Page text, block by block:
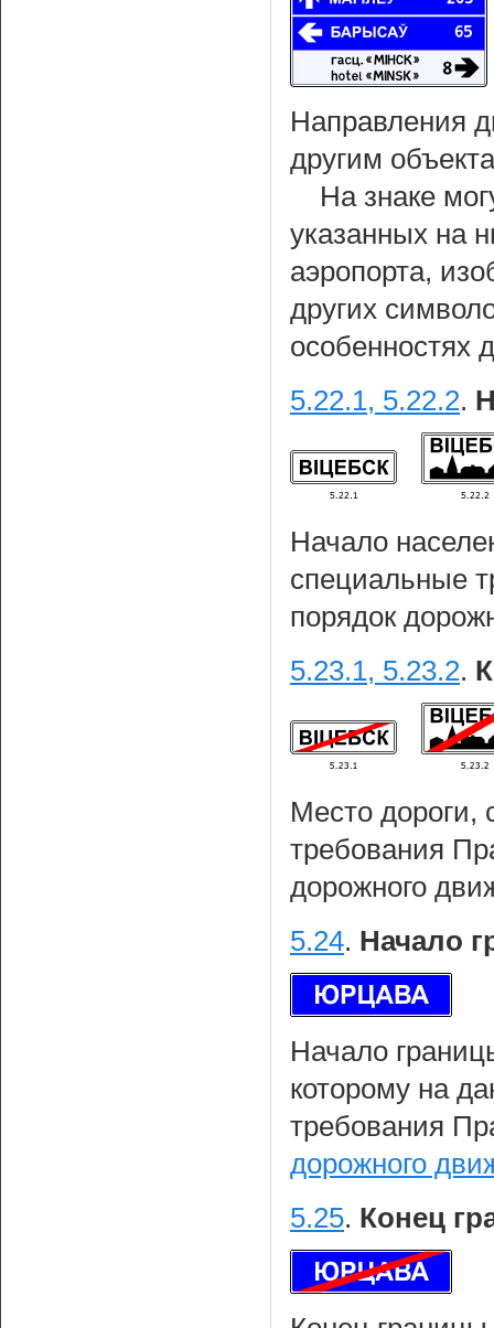
Направления
другим
На знаке
указанных на
аэропорта,
других
особенностях
5.22.1, 5.22.2.
Начало
специальные
порядок
5.23.1, 5.23.2.
Место дороги,
требования
дорожного
5.24. Начало
Начало
которому на
требования
дорожного
5.25. Конец